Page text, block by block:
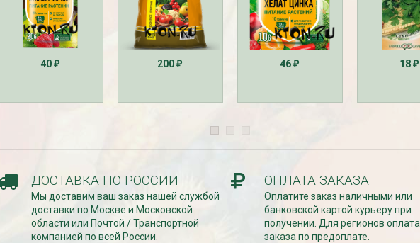
Дата:11.03.2024
сумму от 1000 руб. с 16 марта по 31
марта 2024...
ЧИТАТЬ ДАЛЕЕ →
БЕСПЛАТНАЯ ДОСТАВКА
марта дарим доставку!!! С 1 марта по
ЧИТАТЬ ДАЛЕЕ →
40 ₽ 200 ₽ 46 ₽ 18 ₽
ДОСТАВКА ПО РОССИИ
Мы доставим ваш заказ нашей службой
доставки по Москве и Московской
области или Почтой / Транспортной
компанией по всей России.
ОПЛАТА ЗАКАЗА
Оплатите заказ наличными или
банковской картой курьеру при
получении. Для регионов оплата
заказа по предоплате.